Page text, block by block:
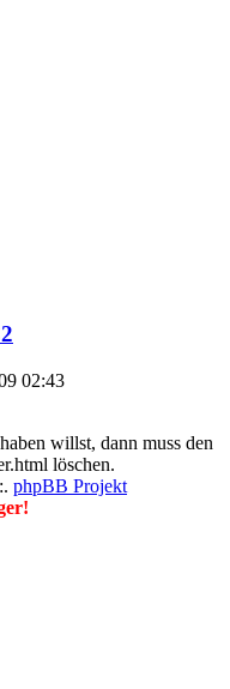
02:43
willst, dann muss den
löschen.
phpBB Projekt